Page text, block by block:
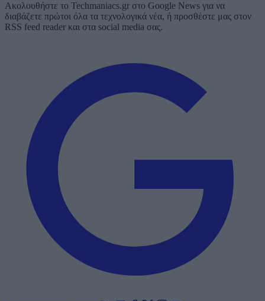
Ακολουθήστε το Techmaniacs.gr στο Google News για να
διαβάζετε πρώτοι όλα τα τεχνολογικά νέα, ή προσθέστε μας στον
RSS feed reader και στα social media σας.